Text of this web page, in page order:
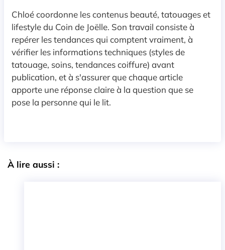
Chloé coordonne les contenus beauté, tatouages et
lifestyle du Coin de Joëlle. Son travail consiste à
repérer les tendances qui comptent vraiment, à
vérifier les informations techniques (styles de
tatouage, soins, tendances coiffure) avant
publication, et à s'assurer que chaque article
apporte une réponse claire à la question que se
pose la personne qui le lit.
À lire aussi :